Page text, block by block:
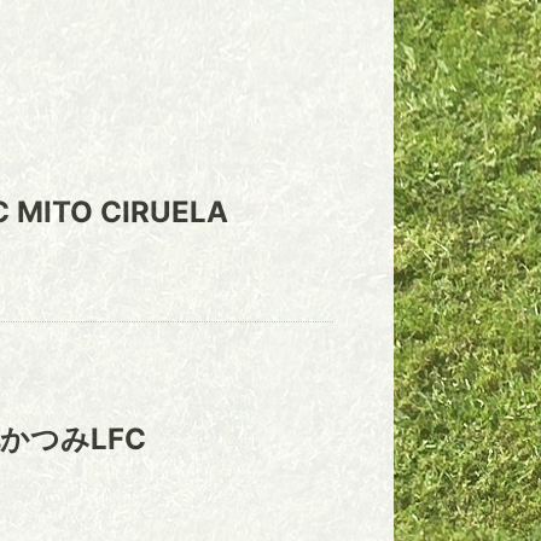
MITO CIRUELA
つみLFC